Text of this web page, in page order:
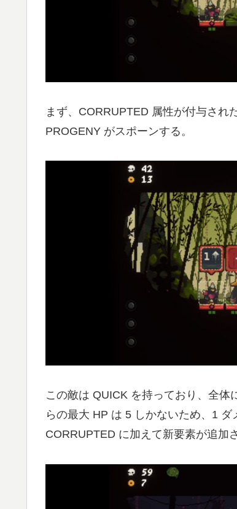
まず、CORRUPTED 属性が付与され
PROGENY がスポーンする。
この敵は QUICK を持っており、全体
らの最大 HP は 5 しかないため、1
CORRUPTED に加えて新要素が追加